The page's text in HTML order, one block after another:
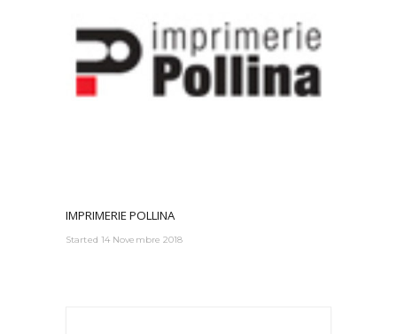
IMPRIMERIE POLLINA
Started 14 Novembre 2018